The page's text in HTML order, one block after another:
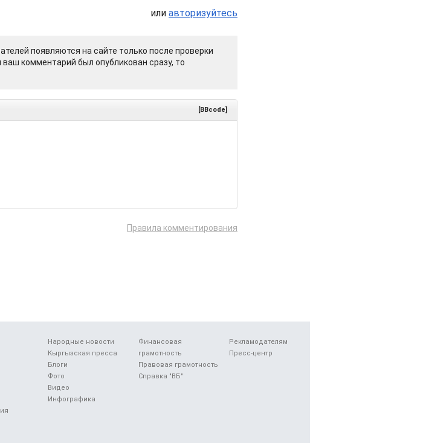
или авторизуйтесь
появляются на сайте только после проверки
комментарий был опубликован сразу, то
[BBcode]
Правила комментирования
Народные новости
Кыргызская пресса
Блоги
Фото
Видео
Инфографика
Финансовая
грамотность
Правовая грамотность
Справка "ВБ"
Рекламодателям
Пресс-центр